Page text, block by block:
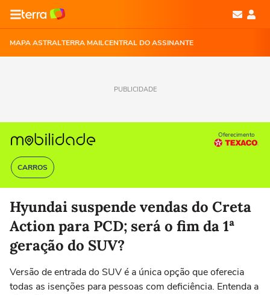
MAPA ASTRALTERRA MAILCENTRAL DO ASSINANTE
PUBLICIDADE
CARROS
Oferecimento
Hyundai suspende vendas do Creta
Action para PCD; será o fim da 1ª
geração do SUV?
Versão de entrada do SUV é a única opção que oferecia
todas as isenções para pessoas com deficiência. Entenda a